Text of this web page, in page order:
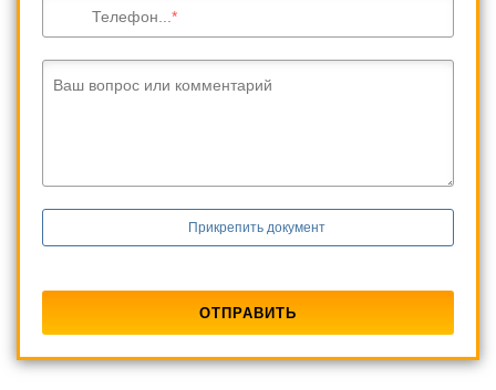
Телефон...
Ваш вопрос или комментарий
Прикрепить документ